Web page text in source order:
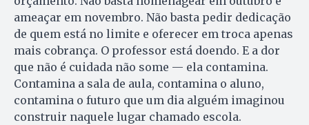
ameaçar em novembro. Não basta pedir dedicação
de quem está no limite e oferecer em troca apenas
mais cobrança. O professor está doendo. E a dor
que não é cuidada não some — ela contamina.
Contamina a sala de aula, contamina o aluno,
contamina o futuro que um dia alguém imaginou
construir naquele lugar chamado escola.